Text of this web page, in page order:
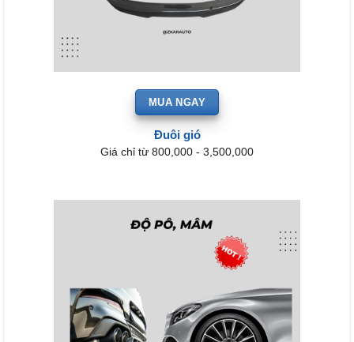
MUA NGAY
Đuôi gió
Giá chỉ từ 800,000 - 3,500,000